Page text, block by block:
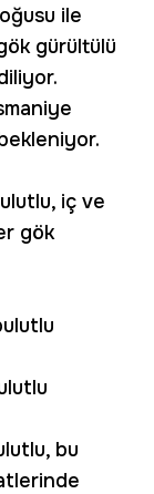
ile
gürültülü
iç ve
gök
bu